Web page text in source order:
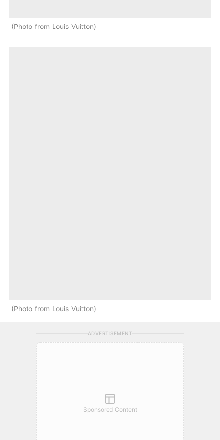
Photo from Louis Vuitton
Photo from Louis Vuitton
ADVERTISEMENT
Sponsored Content